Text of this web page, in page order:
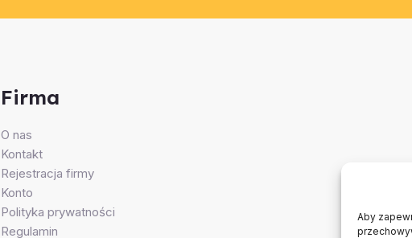
Aby
Firma
O nas
Kontakt
Rejestracja firmy
Konto
Polityka prywatności
Regulamin